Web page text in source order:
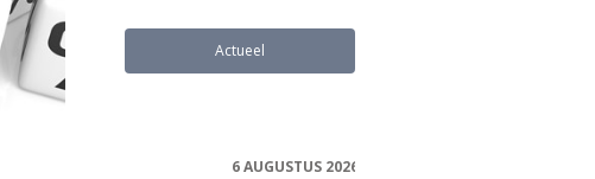
Actueel
6 AUGUSTUS 2026